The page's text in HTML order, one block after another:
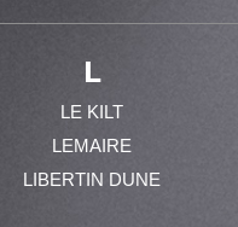
L
LE KILT
LEMAIRE
LIBERTIN DUNE